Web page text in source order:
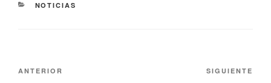
NOTICIAS
ANTERIOR SIGUIENTE